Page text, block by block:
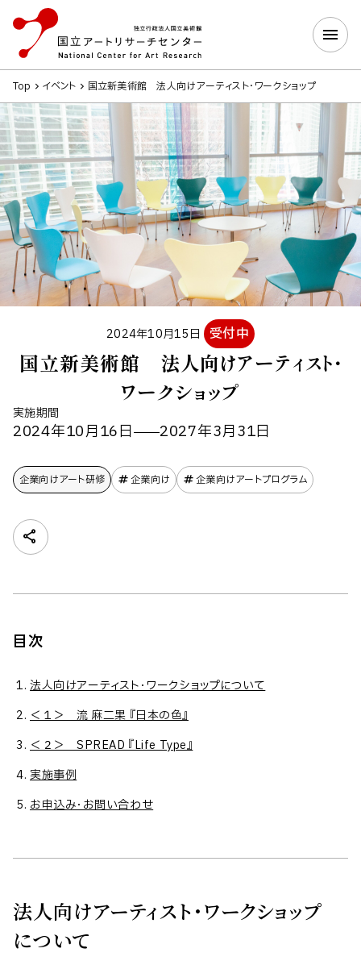
Top イベント 国立新美術館 法人向けアーティスト・ワークショップ
2024年10月15日 受付中
国立新美術館 法人向けアーティスト・
ワークショップ
実施期間
2024年10月16日 2027年3月31日
企業向けアート研修 企業向け 企業向けアートプログラム
目次
法人向けアーティスト・ワークショップについて
＜１＞ 流 麻二果 『日本の色』
＜２＞ SPREAD 『Life Type』
実施事例
お申込み・お問い合わせ
法人向けアーティスト・ワークショップ
について